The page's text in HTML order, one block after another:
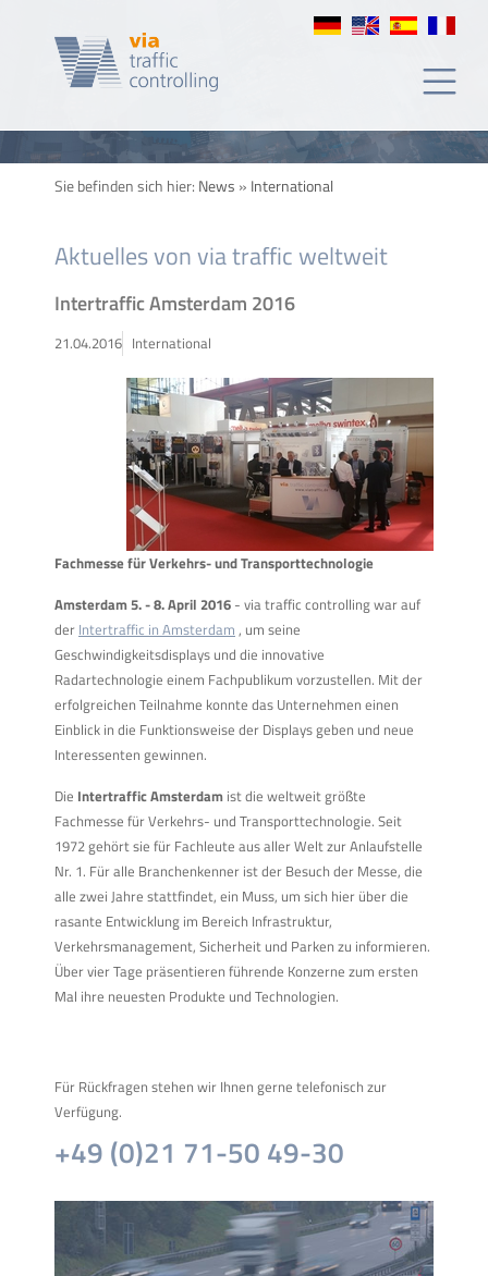
Sie befinden sich hier: News » International
Aktuelles von via traffic weltweit
Intertraffic Amsterdam 2016
21.04.2016 International
Fachmesse für Verkehrs- und Transporttechnologie
Amsterdam 5. - 8. April 2016 - via traffic controlling war auf
der Intertraffic in Amsterdam , um seine
Geschwindigkeitsdisplays und die innovative
Radartechnologie einem Fachpublikum vorzustellen. Mit der
erfolgreichen Teilnahme konnte das Unternehmen einen
Einblick in die Funktionsweise der Displays geben und neue
Interessenten gewinnen.
Die Intertraffic Amsterdam ist die weltweit größte
Fachmesse für Verkehrs- und Transporttechnologie. Seit
1972 gehört sie für Fachleute aus aller Welt zur Anlaufstelle
Nr. 1. Für alle Branchenkenner ist der Besuch der Messe, die
alle zwei Jahre stattfindet, ein Muss, um sich hier über die
rasante Entwicklung im Bereich Infrastruktur,
Verkehrsmanagement, Sicherheit und Parken zu informieren.
Über vier Tage präsentieren führende Konzerne zum ersten
Mal ihre neuesten Produkte und Technologien.
Für Rückfragen stehen wir Ihnen gerne telefonisch zur
Verfügung.
+49 (0)21 71-50 49-30